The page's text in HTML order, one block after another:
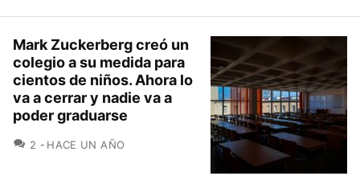
Mark Zuckerberg creó un
colegio a su medida para
cientos de niños. Ahora lo
va a cerrar y nadie va a
poder graduarse
2 COMENTARIOS
HACE UN AÑO